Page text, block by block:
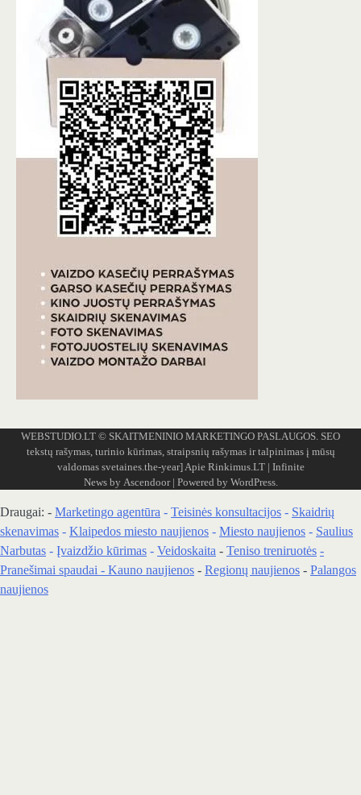
WEBSTUDIO.LT © SKAITMENINIO MARKETINGO PASLAUGOS. SEO
tekstų rašymas, turinio kūrimas, straipsnių rašymas ir talpinimas į mūsų
valdomas svetaines.the-year] Apie Rinkimus.LT| Infinite
News by Ascendoor| Powered by WordPress.
Draugai: - Marketingo agentūra - Teisinės konsultacijos - Skaidrių
skenavimas - Klaipedos miesto naujienos - Miesto naujienos - Saulius
Narbutas - Įvaizdžio kūrimas - Veidoskaita - Teniso treniruotės -
Pranešimai spaudai - Kauno naujienos - Regionų naujienos - Palangos
naujienos